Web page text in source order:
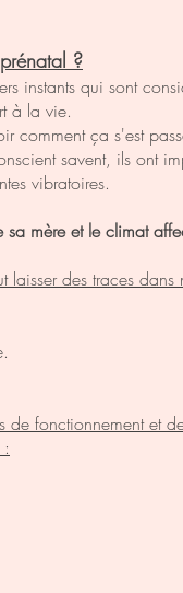
?
instants qui sont
à la vie.
comment ça s'est
savent, ils ont
vibratoires.
sa mère et le climat
laisser des traces dans
de fonctionnement et